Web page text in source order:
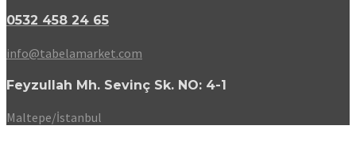
0532 458 24 65
info@tabelamarket.com
Feyzullah Mh. Sevinç Sk. NO: 4-1
Maltepe/İstanbul